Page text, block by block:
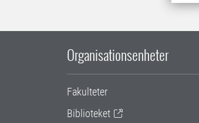
Organisationsenheter
Fakulteter
Biblioteket